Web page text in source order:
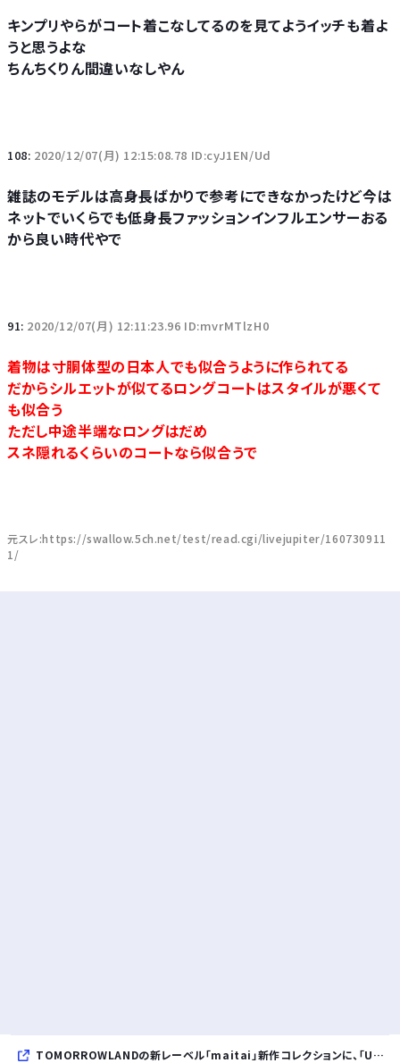
キンプリやらがコート着こなしてるのを見てようイッチも着よ
うと思うよな
ちんちくりん間違いなしやん
108: 2020/12/07(月) 12:15:08.78 ID:cyJ1EN/Ud
雑誌のモデルは高身長ばかりで参考にできなかったけど今は
ネットでいくらでも低身長ファッションインフルエンサーおる
から良い時代やで
91: 2020/12/07(月) 12:11:23.96 ID:mvrMTlzH0
着物は寸胴体型の日本人でも似合うように作られてる
だからシルエットが似てるロングコートはスタイルが悪くて
も似合う
ただし中途半端なロングはだめ
スネ隠れるくらいのコートなら似合うで
元スレ:https://swallow.5ch.net/test/read.cgi/livejupiter/160730911
1/
TOMORROWLANDの新レーベル「maitai」新作コレクションに、「UNDYED」の素材が採用